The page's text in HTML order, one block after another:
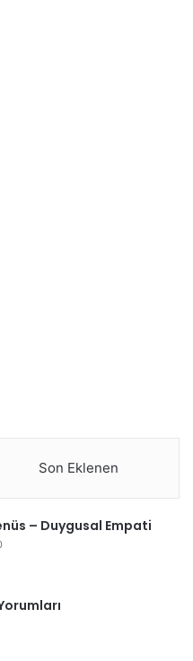
Son Eklenen
– Duygusal Empati